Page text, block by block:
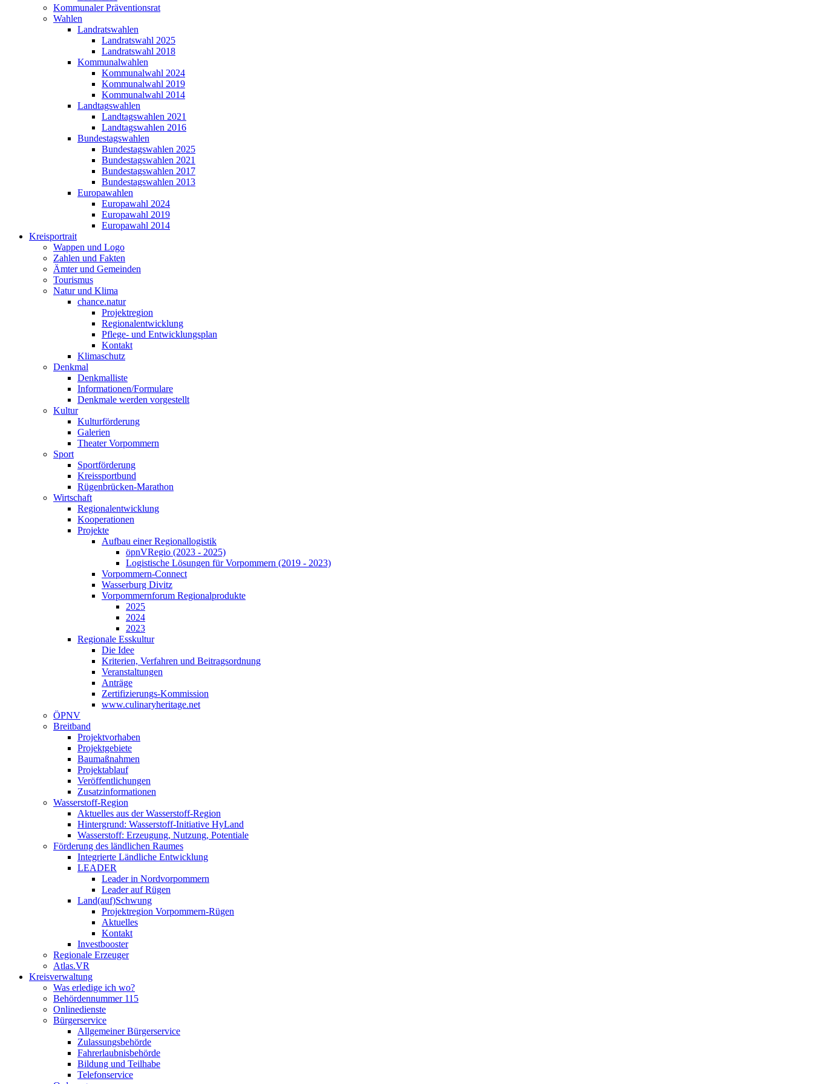
Kommunaler Präventionsrat
Wahlen
Landratswahlen
Landratswahl 2025
Landratswahl 2018
Kommunalwahlen
Kommunalwahl 2024
Kommunalwahl 2019
Kommunalwahl 2014
Landtagswahlen
Landtagswahlen 2021
Landtagswahlen 2016
Bundestagswahlen
Bundestagswahlen 2025
Bundestagswahlen 2021
Bundestagswahlen 2017
Bundestagswahlen 2013
Europawahlen
Europawahl 2024
Europawahl 2019
Europawahl 2014
Kreisportrait
Wappen und Logo
Zahlen und Fakten
Ämter und Gemeinden
Tourismus
Natur und Klima
chance.natur
Projektregion
Regionalentwicklung
Pflege- und Entwicklungsplan
Kontakt
Klimaschutz
Denkmal
Denkmalliste
Informationen/Formulare
Denkmale werden vorgestellt
Kultur
Kulturförderung
Galerien
Theater Vorpommern
Sport
Sportförderung
Kreissportbund
Rügenbrücken-Marathon
Wirtschaft
Regionalentwicklung
Kooperationen
Projekte
Aufbau einer Regionallogistik
öpnVRegio (2023 - 2025)
Logistische Lösungen­ für Vorpommern (2019 - 2023)
Vorpommern-Connect
Wasserburg Divitz
Vorpommernforum Regionalprodukte
2025
2024
2023
Regionale Esskultur
Die Idee
Kriterien, Verfahren und Beitragsordnung
Veranstaltungen
Anträge
Zertifizierungs-Kommission
www.culinaryheritage.net
ÖPNV
Breitband
Projektvorhaben
Projektgebiete
Baumaßnahmen
Projektablauf
Veröffentlichungen
Zusatzinformationen
Wasserstoff-Region
Aktuelles aus der Wasserstoff-Region
Hintergrund: Wasserstoff-Initiative HyLand
Wasserstoff: Erzeugung, Nutzung, Potentiale
Förderung des ländlichen Raumes
Integrierte Ländliche Entwicklung
LEADER
Leader in Nordvorpommern
Leader auf Rügen
Land(auf)Schwung
Projektregion Vorpommern-Rügen
Aktuelles
Kontakt
Investbooster
Regionale Erzeuger
Atlas.VR
Kreisverwaltung
Was erledige ich wo?
Behördennummer 115
Onlinedienste
Bürgerservice
Allgemeiner Bürgerservice
Zulassungsbehörde
Fahrerlaubnisbehörde
Bildung und Teilhabe
Telefonservice